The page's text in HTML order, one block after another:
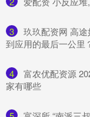
3
玖玖配资网 高途
到应用的最后一公里
4
富农优配资源
家有哪些